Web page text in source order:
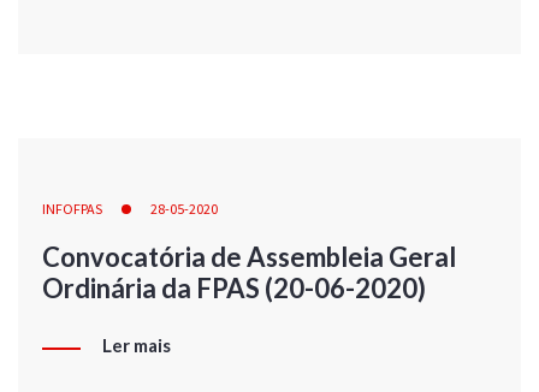
INFOFPAS 28-05-2020
Convocatória de Assembleia Geral
Ordinária da FPAS (20-06-2020)
Ler mais